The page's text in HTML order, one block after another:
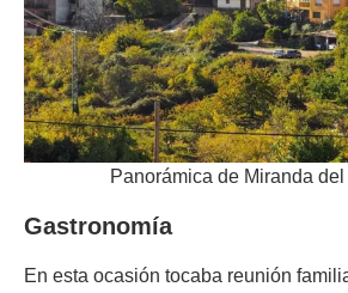
Panorámica de Miranda
Gastronomía
En esta ocasión tocaba reunión